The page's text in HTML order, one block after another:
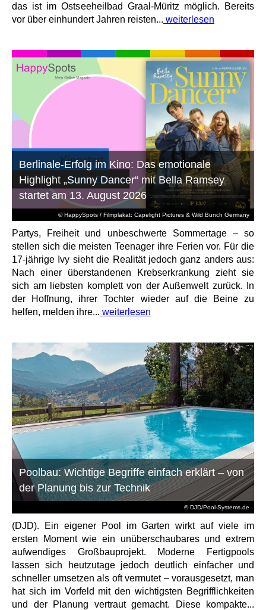
das ist im Ostseeheilbad Graal-Müritz möglich. Bereits
vor über einhundert Jahren reisten... weiterlesen
© HappySpots / Filmplakat: Capelight Pictures & Wild Bunch Germany
Berlinale-Erfolg im Kino: Das emotionale
Highlight „Sunny Dancer“ mit Bella Ramsey
startet am 13. August 2026
Partys, Freiheit und unbeschwerte Sommertage – so
stellen sich die meisten Teenager ihre Ferien vor. Für die
17-jährige Ivy sieht die Realität jedoch ganz anders aus:
Nach einer überstandenen Krebserkrankung zieht sie
sich am liebsten komplett von der Außenwelt zurück. In
der Hoffnung, ihrer Tochter wieder auf die Beine zu
helfen, melden ihre... weiterlesen
© DJD/Pool-Systems.de
Poolbau: Wichtige Begriffe einfach erklärt – von
der Planung bis zur Technik
(DJD). Ein eigener Pool im Garten wirkt auf viele im
ersten Moment wie ein unüberschaubares und extrem
aufwendiges Großbauprojekt. Moderne Fertigpools
lassen sich heutzutage jedoch deutlich einfacher und
schneller umsetzen als oft vermutet – vorausgesetzt, man
hat sich im Vorfeld mit den wichtigsten Begrifflichkeiten
und der Planung vertraut gemacht. Diese kompakte...